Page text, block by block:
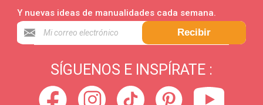
Y nuevas ideas de manualidades cada semana.
Recibir
SÍGUENOS E INSPÍRATE :